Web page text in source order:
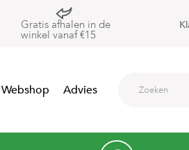
Gratis afhalen in de
winkel vanaf €15
Webshop Advies